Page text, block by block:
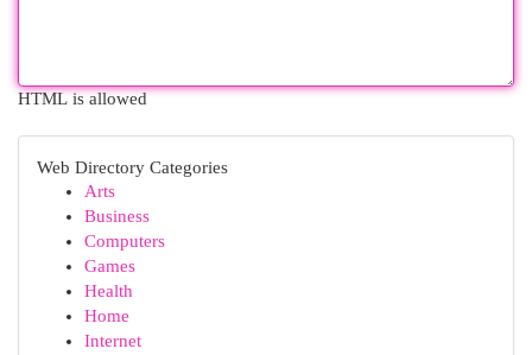
HTML is allowed
Web Directory Categories
Arts
Business
Computers
Games
Health
Home
Internet